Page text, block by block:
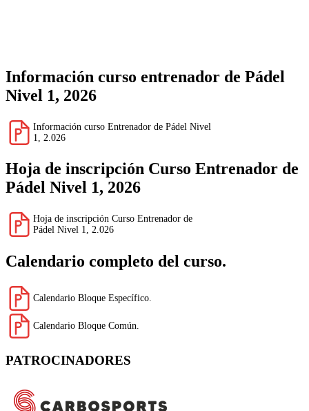
Información curso entrenador de Pádel
Nivel 1, 2026
Información curso Entrenador de Pádel Nivel
1, 2.026
Hoja de inscripción Curso Entrenador de
Pádel Nivel 1, 2026
Hoja de inscripción Curso Entrenador de
Pádel Nivel 1, 2.026
Calendario completo del curso.
Calendario Bloque Específico.
Calendario Bloque Común.
PATROCINADORES